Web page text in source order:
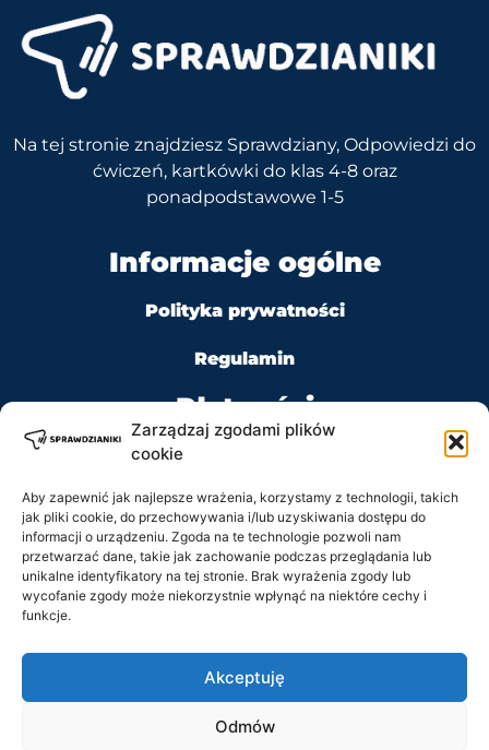
Zarządzaj zgodami plików
cookie
Aby zapewnić jak najlepsze wrażenia, korzystamy z technologii, takich
jak pliki cookie, do przechowywania i/lub uzyskiwania dostępu do
informacji o urządzeniu. Zgoda na te technologie pozwoli nam
przetwarzać dane, takie jak zachowanie podczas przeglądania lub
unikalne identyfikatory na tej stronie. Brak wyrażenia zgody lub
wycofanie zgody może niekorzystnie wpłynąć na niektóre cechy i
funkcje.
Akceptuję
Odmów
Na tej stronie znajdziesz Sprawdziany, Odpowiedzi do
ćwiczeń, kartkówki do klas 4-8 oraz
ponadpodstawowe 1-5
Informacje ogólne
Polityka prywatności
Regulamin
Płatności
Kontakt
Tel: +48 728 484 484
wszelkie prawa zastrzeżone.